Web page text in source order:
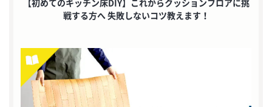
戦する方へ 失敗しないコツ教えます！